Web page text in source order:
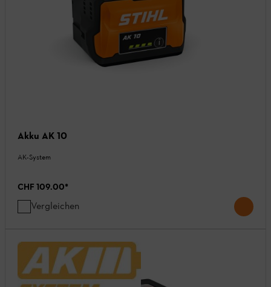
Akku AK 10
AK-System
CHF 109.00*
Vergleichen